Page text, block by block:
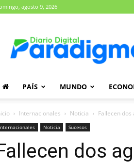
agosto 9, 2026
Paradigma
PAÍS MUNDO
Internacionales Noticia Fallecen
Noticia Sucesos
dos